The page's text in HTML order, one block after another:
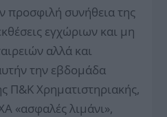
συνήθεια της
εγχώριων και μη
αλλά και
την εβδομάδα
Π&K Χρηματιστηριακής,
«ασφαλές λιμάνι»,